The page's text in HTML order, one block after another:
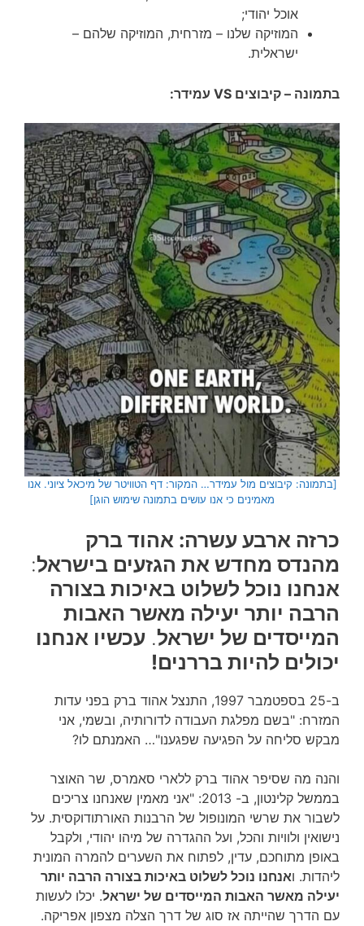
אוכל יהודי;
המוזיקה שלנו – מזרחית, המוזיקה שלהם –
ישראלית.
בתמונה – קיבוצים VS עמידר:
[בתמונה: קיבוצים מול עמידר… המקור: דף הטוויטר של מיכאל ציוני. אנו
מאמינים כי אנו עושים בתמונה שימוש הוגן]
כרזה ארבע עשרה: אהוד ברק
מהנדס מחדש את הגזעים בישראל:
אנחנו נוכל לשלוט באיכות בצורה
הרבה יותר יעילה מאשר האבות
המייסדים של ישראל. עכשיו אנחנו
יכולים להיות בררנים!
ב-25 בספטמבר 1997, התנצל אהוד ברק בפני עדות
המזרח: "בשם מפלגת העבודה לדורותיה, ובשמי, אני
מבקש סליחה על הפגיעה שפגענו"… האמנתם לו?
והנה מה שסיפר אהוד ברק ללארי סאמרס, שר האוצר
בממשל קלינטון, ב- 2013: "אני מאמין שאנחנו צריכים
לשבור את שרשי המונופול של הרבנות האורתודוקסית. על
נישואין ולוויות והכל, ועל ההגדרה של מיהו יהודי, ולקבל
באופן מתוחכם, עדין, לפתוח את השערים להמרה המונית
ליהדות. ואנחנו נוכל לשלוט באיכות בצורה הרבה יותר
יעילה מאשר האבות המייסדים של ישראל. יכלו לעשות
עם הדרך שהייתה אז סוג של דרך הצלה מצפון אפריקה.